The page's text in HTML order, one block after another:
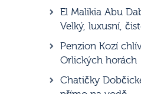
El Malikia Abu
Velký, luxusní,
Penzion Kozí
Orlických horách
Chatičky